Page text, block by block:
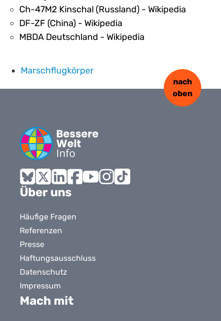
Ch-47M2 Kinschal (Russland) - Wikipedia
DF-ZF (China) - Wikipedia
MBDA Deutschland - Wikipedia
Marschflugkörper
Bluesky
X LinkedInFacebook
nach
oben
Über uns
Häufige Fragen
Referenzen
Presse
Haftungsausschluss
Datenschutz
Impressum
Mach mit